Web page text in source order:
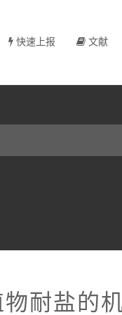
快速上报 文献
耐盐的